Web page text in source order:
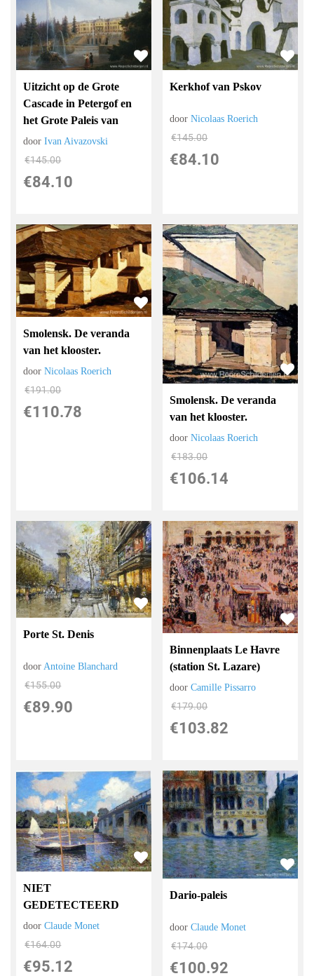
Uitzicht op de Grote
Cascade in Petergof en
het Grote Paleis van
doorIvan Aivazovski
€145.00
€84.10
Kerkhof van Pskov
doorNicolaas Roerich
€145.00
€84.10
Smolensk. De veranda
van het klooster.
doorNicolaas Roerich
€191.00
€110.78
Smolensk. De veranda
van het klooster.
doorNicolaas Roerich
€183.00
€106.14
Porte St. Denis
door Antoine Blanchard
€155.00
€89.90
Binnenplaats Le Havre
(station St. Lazare)
doorCamille Pissarro
€179.00
€103.82
NIET
GEDETECTEERD
doorClaude Monet
€164.00
€95.12
Dario-paleis
doorClaude Monet
€174.00
€100.92